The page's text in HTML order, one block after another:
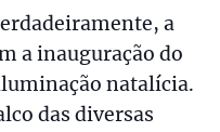
a
a inauguração do
natalícia.
das diversas